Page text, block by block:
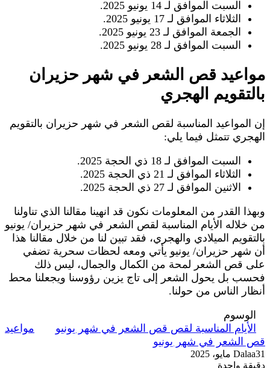
السبت الموافق لـ 14 يونيو 2025.
الثلاثاء الموافق لـ 17 يونيو 2025.
الجمعة الموافق لـ 23 يونيو 2025.
السبت الموافق لـ 28 يونيو 2025.
مواعيد قص الشعر في شهر حزيران
بالتقويم الهجري
إن المواعيد المناسبة لقص الشعر في شهر حزيران بالتقويم
الهجري تتمثل فيما يلي:
السبت الموافق لـ 18 ذي الحجة 2025.
الثلاثاء الموافق لـ 21 ذي الحجة 2025.
الاثنين الموافق لـ 27 ذي الحجة 2025.
وبهذا القدر من المعلومات نكون قد انهينا مقالنا الذي تناولنا
من خلاله الأيام المناسبة لقص الشعر في شهر حزيران/ يونيو
بالتقويم الميلادي والهجري، فقد تبين لنا من خلال مقالنا هذا
أن شهر حزيران/ يونيو يأتي ومعه لحظات سحرية تضفي
على قص الشعر لمحة من الكمال والجمال، ليس ذلك
فحسب بل يحول الشعر إلى تاج يزين رؤوسنا ويجعلنا محط
أنظار الناس من حولنا.
الوسوم
الأيام المناسبة لقص قص الشعر في شهر يونيو
مواعيد
قص الشعر في شهر يونيو
Dalaa31 مايو، 2025
دقيقة واحدة